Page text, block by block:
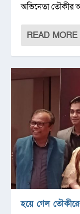
অভিনেতা তৌকীর
READ MORE
হয়ে গেল